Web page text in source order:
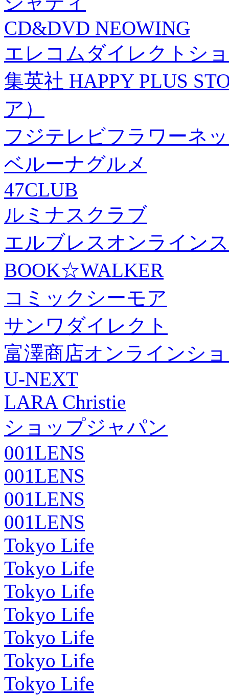
CD&DVD NEOWING
エレコムダイレクトシ
集英社 HAPPY PLUS
ア）
フジテレビフラワーネ
ベルーナグルメ
47CLUB
ルミナスクラブ
エルブレスオンライン
BOOK☆WALKER
コミックシーモア
サンワダイレクト
富澤商店オンラインシ
U-NEXT
LARA Christie
ショップジャパン
001LENS
001LENS
001LENS
001LENS
Tokyo Life
Tokyo Life
Tokyo Life
Tokyo Life
Tokyo Life
Tokyo Life
Tokyo Life